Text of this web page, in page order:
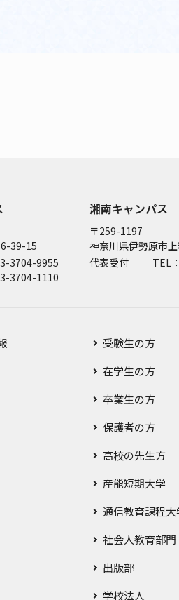
39-15
3704-9955
3704-1110
湘南キャンパス
〒259-1197
神奈川県伊勢原市
代表受付
TEL
受験生の方
在学生の方
卒業生の方
保護者の方
高校の先生方
産能短期大学
通信教育課程
社会人教育部門
出版部
学校法人